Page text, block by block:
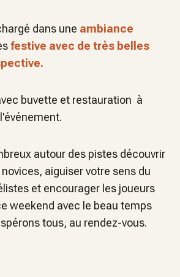
dans une ambiance
festive avec de très belles
buvette et restauration à
autour des pistes découvrir
novices, aiguiser votre sens du
et encourager les joueurs
weekend avec le beau temps
tous, au rendez-vous.